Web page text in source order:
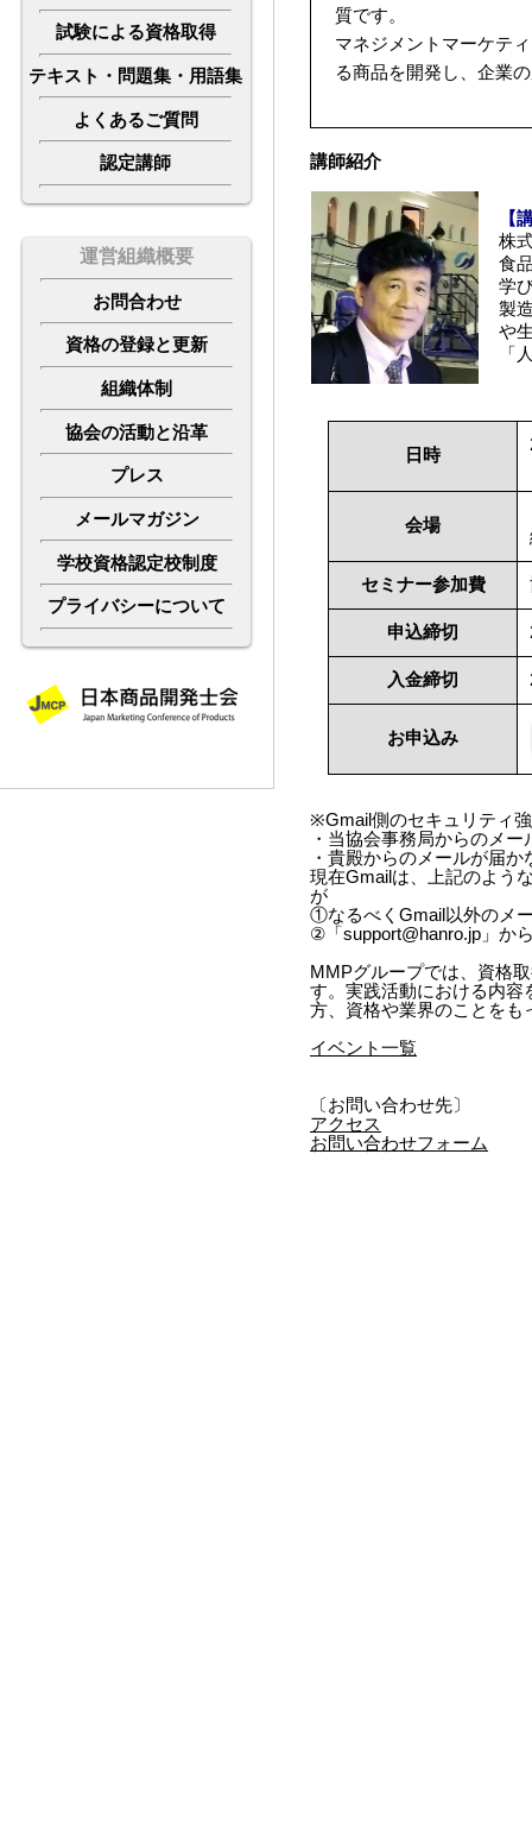
試験による資格取得
テキスト・問題集・用語集
よくあるご質問
認定講師
運営組織概要
お問合わせ
資格の登録と更新
組織体制
協会の活動と沿革
プレス
メールマガジン
学校資格認定校制度
プライバシーについて
質です。
マネジメントマーケテ
る商品を開発し、企業
講師紹介
【
株
食
学
製
や
「
日時
会場
セミナー参加費
申込締切
入金締切
お申込み
※Gmail側のセキュリティ
・当協会事務局からのメ
・貴殿からのメールが届か
現在Gmailは、上記のよう
が
①なるべくGmail以外のメ
②「support@hanro.jp」か
MMPグループでは、資格
す。実践活動における内容
方、資格や業界のことをも
イベント一覧
〔お問い合わせ先〕
アクセス
お問い合わせフォーム